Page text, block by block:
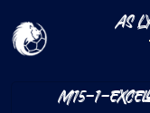
AS
M15-1-